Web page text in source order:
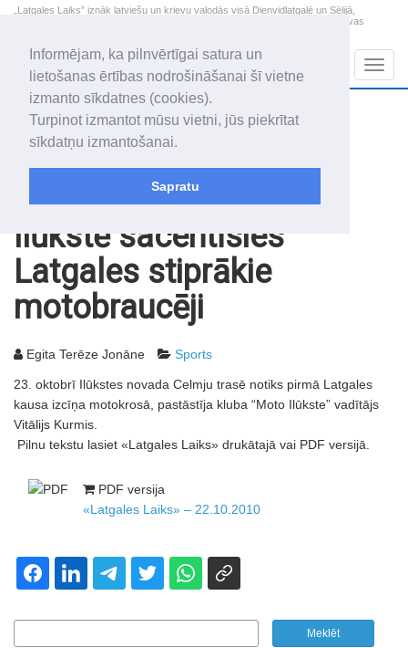
Informējam, ka pilnvērtīgai satura un
lietošanas ērtības nodrošināšanai šī vietne
izmanto sīkdatnes (cookies).
Turpinot izmantot mūsu vietni, jūs piekrītat
sīkdatņu izmantošanai.
Sapratu
„Latgales Laiks” iznāk latviešu un krievu valodās visā Dienvidlatgalē un Sēlijā,
„Latgales Laiks” latviešu valodā aptver Daugavpils valstspilsētu, Augšdaugavas
2026. gada 7. augusts
Piektdiena
Alfrēds, Fredis, Madars
+15.8
Ilūkstē sacentīsies
Latgales stiprākie
motobraucēji
Egita Terēze Jonāne Sports
23. oktobrī Ilūkstes novada Celmju trasē notiks pirmā Latgales
kausa izcīņa motokrosā, pastāstīja kluba “Moto Ilūkste” vadītājs
Vitālijs Kurmis.
Pilnu tekstu lasiet «Latgales Laiks» drukātajā vai PDF versijā.
PDF versija
«Latgales Laiks» – 22.10.2010